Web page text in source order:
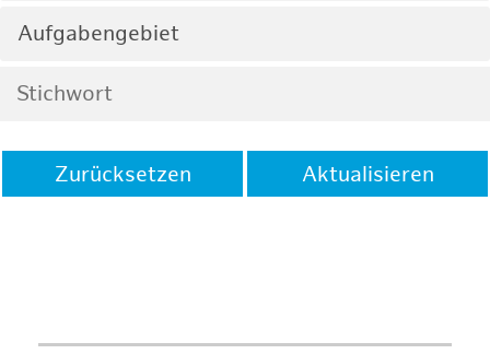
Aufgabengebiet
Zurücksetzen Aktualisieren